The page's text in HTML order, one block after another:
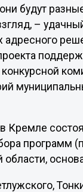
будут
–
Кремле
программ